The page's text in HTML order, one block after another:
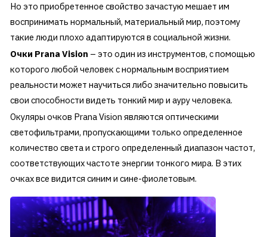
Но это приобретенное свойство зачастую мешает им
воспринимать нормальный, материальный мир, поэтому
такие люди плохо адаптируются в социальной жизни.
Очки Prana Vision – это один из инструментов, с помощью
которого любой человек с нормальным восприятием
реальности может научиться либо значительно повысить
свои способности видеть тонкий мир и ауру человека.
Окуляры очков Prana Vision являются оптическими
светофильтрами, пропускающими только определенное
количество света и строго определенный диапазон частот,
соответствующих частоте энергии тонкого мира. В этих
очках все видится синим и cине-фиолетовым.